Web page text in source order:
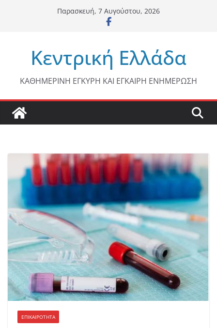
Παρασκευή, 7 Αυγούστου, 2026
Κεντρική Ελλάδα
ΚΑΘΗΜΕΡΙΝΗ ΕΓΚΥΡΗ ΚΑΙ ΕΓΚΑΙΡΗ ΕΝΗΜΕΡΩΣΗ
ΕΠΙΚΑΙΡΟΤΗΤΑ